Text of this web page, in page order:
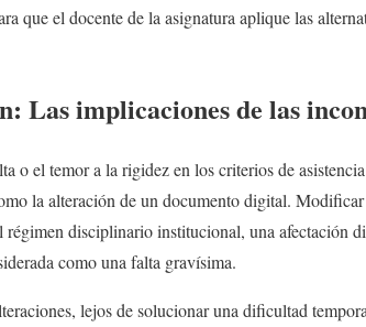
que el docente de la asignatura aplique las
Las implicaciones de las
o el temor a la rigidez en los criterios de
la alteración de un documento digital.
disciplinario institucional, una afectación
como una falta gravísima.
lejos de solucionar una dificultad